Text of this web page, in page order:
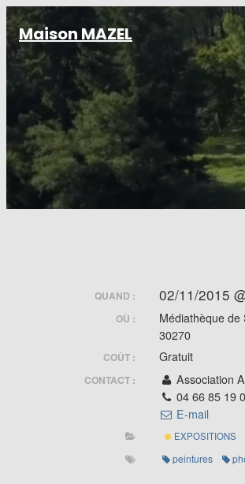
Aller
au
contenu
Maison MAZEL
QUAND : 02/11/2015
OÙ :
Médiathèque de
30270
COÛT : Gratuit
CONTACT :
Association
04 66 85 19
E-mail
EXPOSITIONS
peintures